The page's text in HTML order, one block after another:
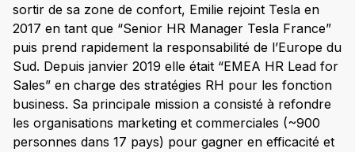
sortir de sa zone de confort, Emilie rejoint Tesla en
2017 en tant que “Senior HR Manager Tesla France”
puis prend rapidement la responsabilité de l’Europe du
Sud. Depuis janvier 2019 elle était “EMEA HR Lead for
Sales” en charge des stratégies RH pour les fonction
business. Sa principale mission a consisté à refondre
les organisations marketing et commerciales (~900
personnes dans 17 pays) pour gagner en efficacité et